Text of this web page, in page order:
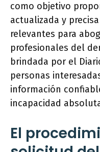
como objetivo
actualizada y
relevantes para
profesionales del
brindada por el
personas
información
incapacidad
El